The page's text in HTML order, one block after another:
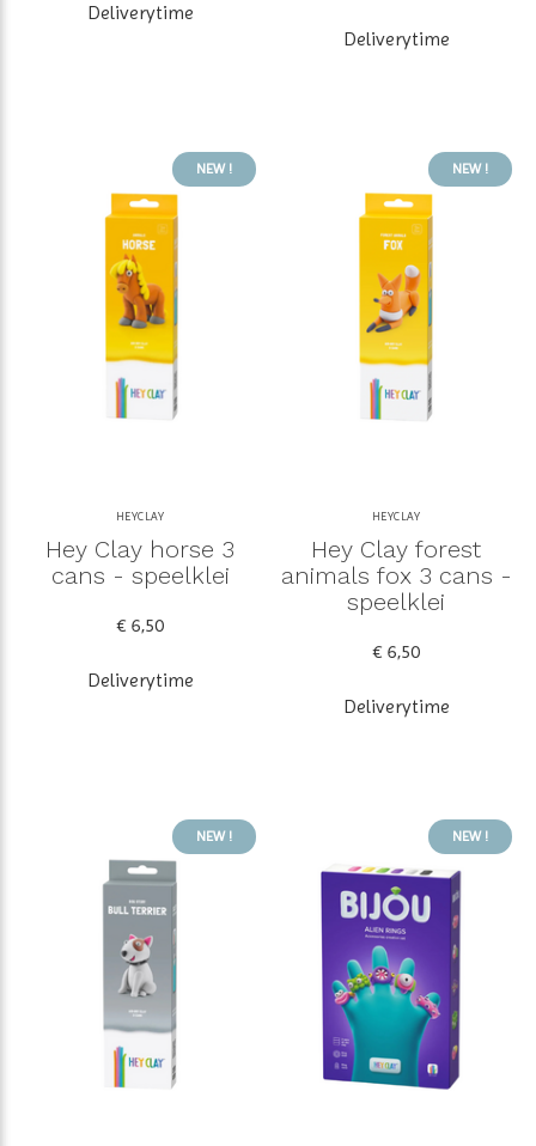
Deliverytime
Deliverytime
NEW !
HEYCLAY
Hey Clay horse 3
cans - speelklei
€ 6,50
Deliverytime
NEW !
HEYCLAY
Hey Clay forest
animals fox 3 cans -
speelklei
€ 6,50
Deliverytime
NEW ! NEW !